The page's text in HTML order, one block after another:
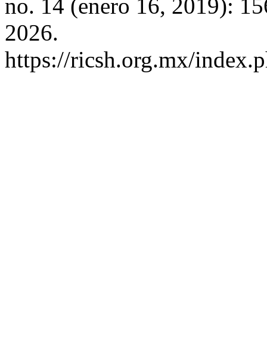
no. 14 (enero 16, 2019):
2026.
https://ricsh.org.mx/